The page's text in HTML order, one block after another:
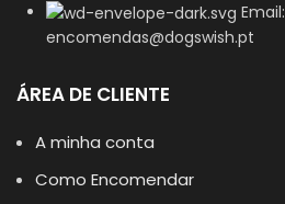
Email:
encomendas@dogswish.pt
ÁREA DE CLIENTE
A minha conta
Como Encomendar